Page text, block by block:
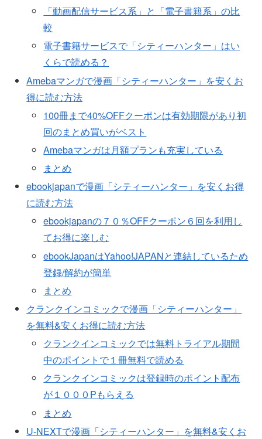
「動画配信サービス系」と「電子書籍系」の比
較
電子書籍サービスで「シティーハンター」はい
くらで読める？
Amebaマンガで漫画「シティーハンター」を安くお
得に読む方法
100冊まで40%OFFクーポンは有効期限があり初
回のまとめ買いがベスト
Amebaマンガは月額プランも充実している
まとめ
ebookjapanで漫画「シティーハンター」を安くお得
に読む方法
ebookjapanの７０％OFFクーポン６回を利用し
てお得に楽しむ
ebookJapanはYahoo!JAPANと連結しているため
登録/解約が簡単
まとめ
クランクインコミックで漫画「シティーハンター」
を無料&安くお得に読む方法
クランクインコミックでは無料トライアル期間
中のポイントで１冊無料で読める
クランクインコミックは登録時のポイント配布
が１０００Pもらえる
まとめ
U-NEXTで漫画「シティーハンター」を無料&安くお